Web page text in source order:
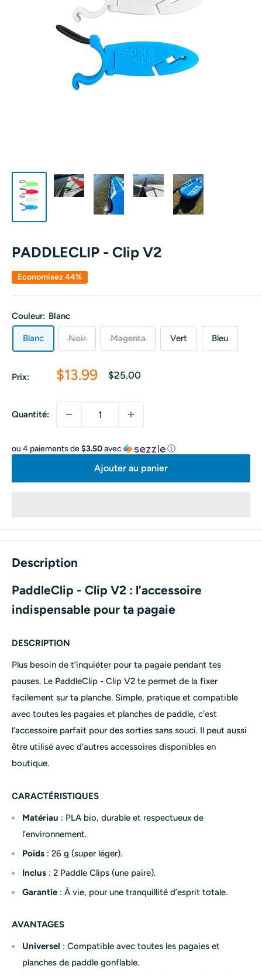
PADDLECLIP - Clip V2
Economisez 44%
Couleur: Blanc
Blanc Noir Magenta Vert Bleu
Prix:
Prix
$13.99
Prix
$25.00
Quantité:
ou 4 paiements de$3.50avec ⓘ
Ajouter au panier
Description
PaddleClip - Clip V2 : l’accessoire
indispensable pour ta pagaie
DESCRIPTION
Plus besoin de t’inquiéter pour ta pagaie pendant tes
pauses. Le PaddleClip - Clip V2 te permet de la fixer
facilement sur ta planche. Simple, pratique et compatible
avec toutes les pagaies et planches de paddle, c’est
l’accessoire parfait pour des sorties sans souci. Il peut aussi
être utilisé avec d’autres accessoires disponibles en
boutique.
CARACTÉRISTIQUES
Matériau : PLA bio, durable et respectueux de
l’environnement.
Poids : 26 g (super léger).
Inclus : 2 Paddle Clips (une paire).
Garantie : À vie, pour une tranquillité d’esprit totale.
AVANTAGES
Universel : Compatible avec toutes les pagaies et
planches de paddle gonflable.